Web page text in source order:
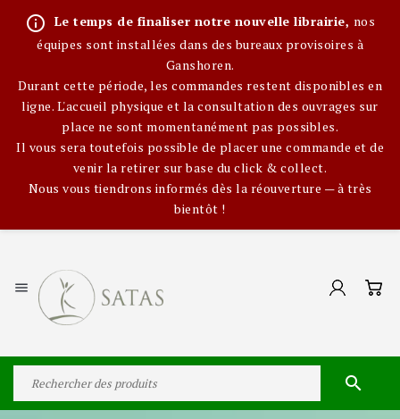
info_outline Le temps de finaliser notre nouvelle librairie, nos
équipes sont installées dans des bureaux provisoires à
Ganshoren.
Durant cette période, les commandes restent disponibles en
ligne. L'accueil physique et la consultation des ouvrages sur
place ne sont momentanément pas possibles.
Il vous sera toutefois possible de placer une commande et de
venir la retirer sur base du click & collect.
Nous vous tiendrons informés dès la réouverture — à très
bientôt !

